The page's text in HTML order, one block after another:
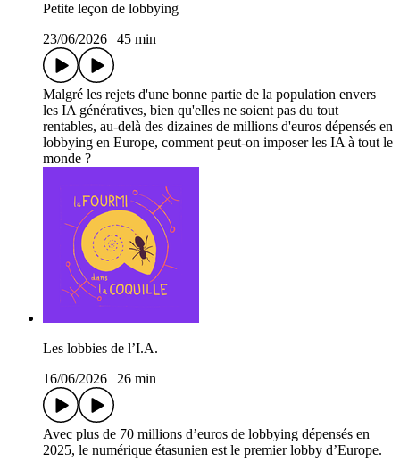
Petite leçon de lobbying
23/06/2026
45 min
Malgré les rejets d'une bonne partie de la population envers
les IA génératives, bien qu'elles ne soient pas du tout
rentables, au-delà des dizaines de millions d'euros dépensés en
lobbying en Europe, comment peut-on imposer les IA à tout le
monde ?
Les lobbies de l’I.A.
16/06/2026
26 min
Avec plus de 70 millions d’euros de lobbying dépensés en
2025, le numérique étasunien est le premier lobby d’Europe.